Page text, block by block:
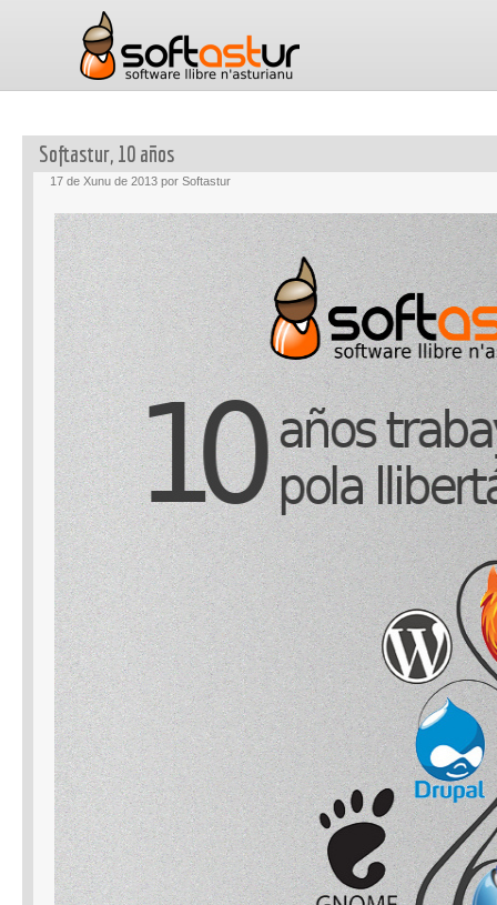
Softastur, 10 años
17 de Xunu de 2013 por Softastur